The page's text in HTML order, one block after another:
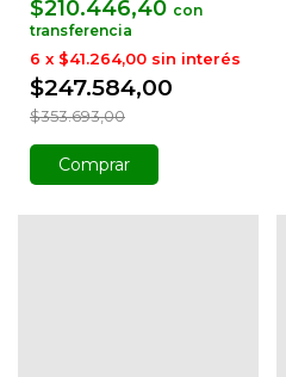
$210.446,40 con
$247.584,00
$353.693,00
6 x $41.264,00 sin interés
Comprar